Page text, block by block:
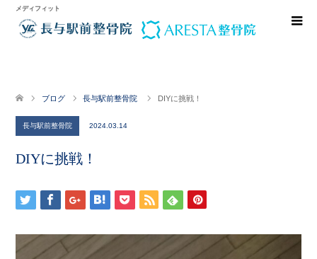
メディフィット
ブログ 長与駅前整骨院 DIYに挑戦！
長与駅前整骨院 2024.03.14
DIYに挑戦！